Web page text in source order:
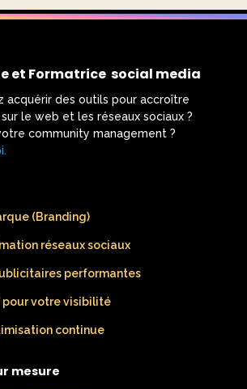
et Formatrice social media
acquérir des outils pour accroître
le web et les réseaux sociaux ?
community management ?
(Branding)
réseaux sociaux
performantes
pour votre visibilité
continue
mesure